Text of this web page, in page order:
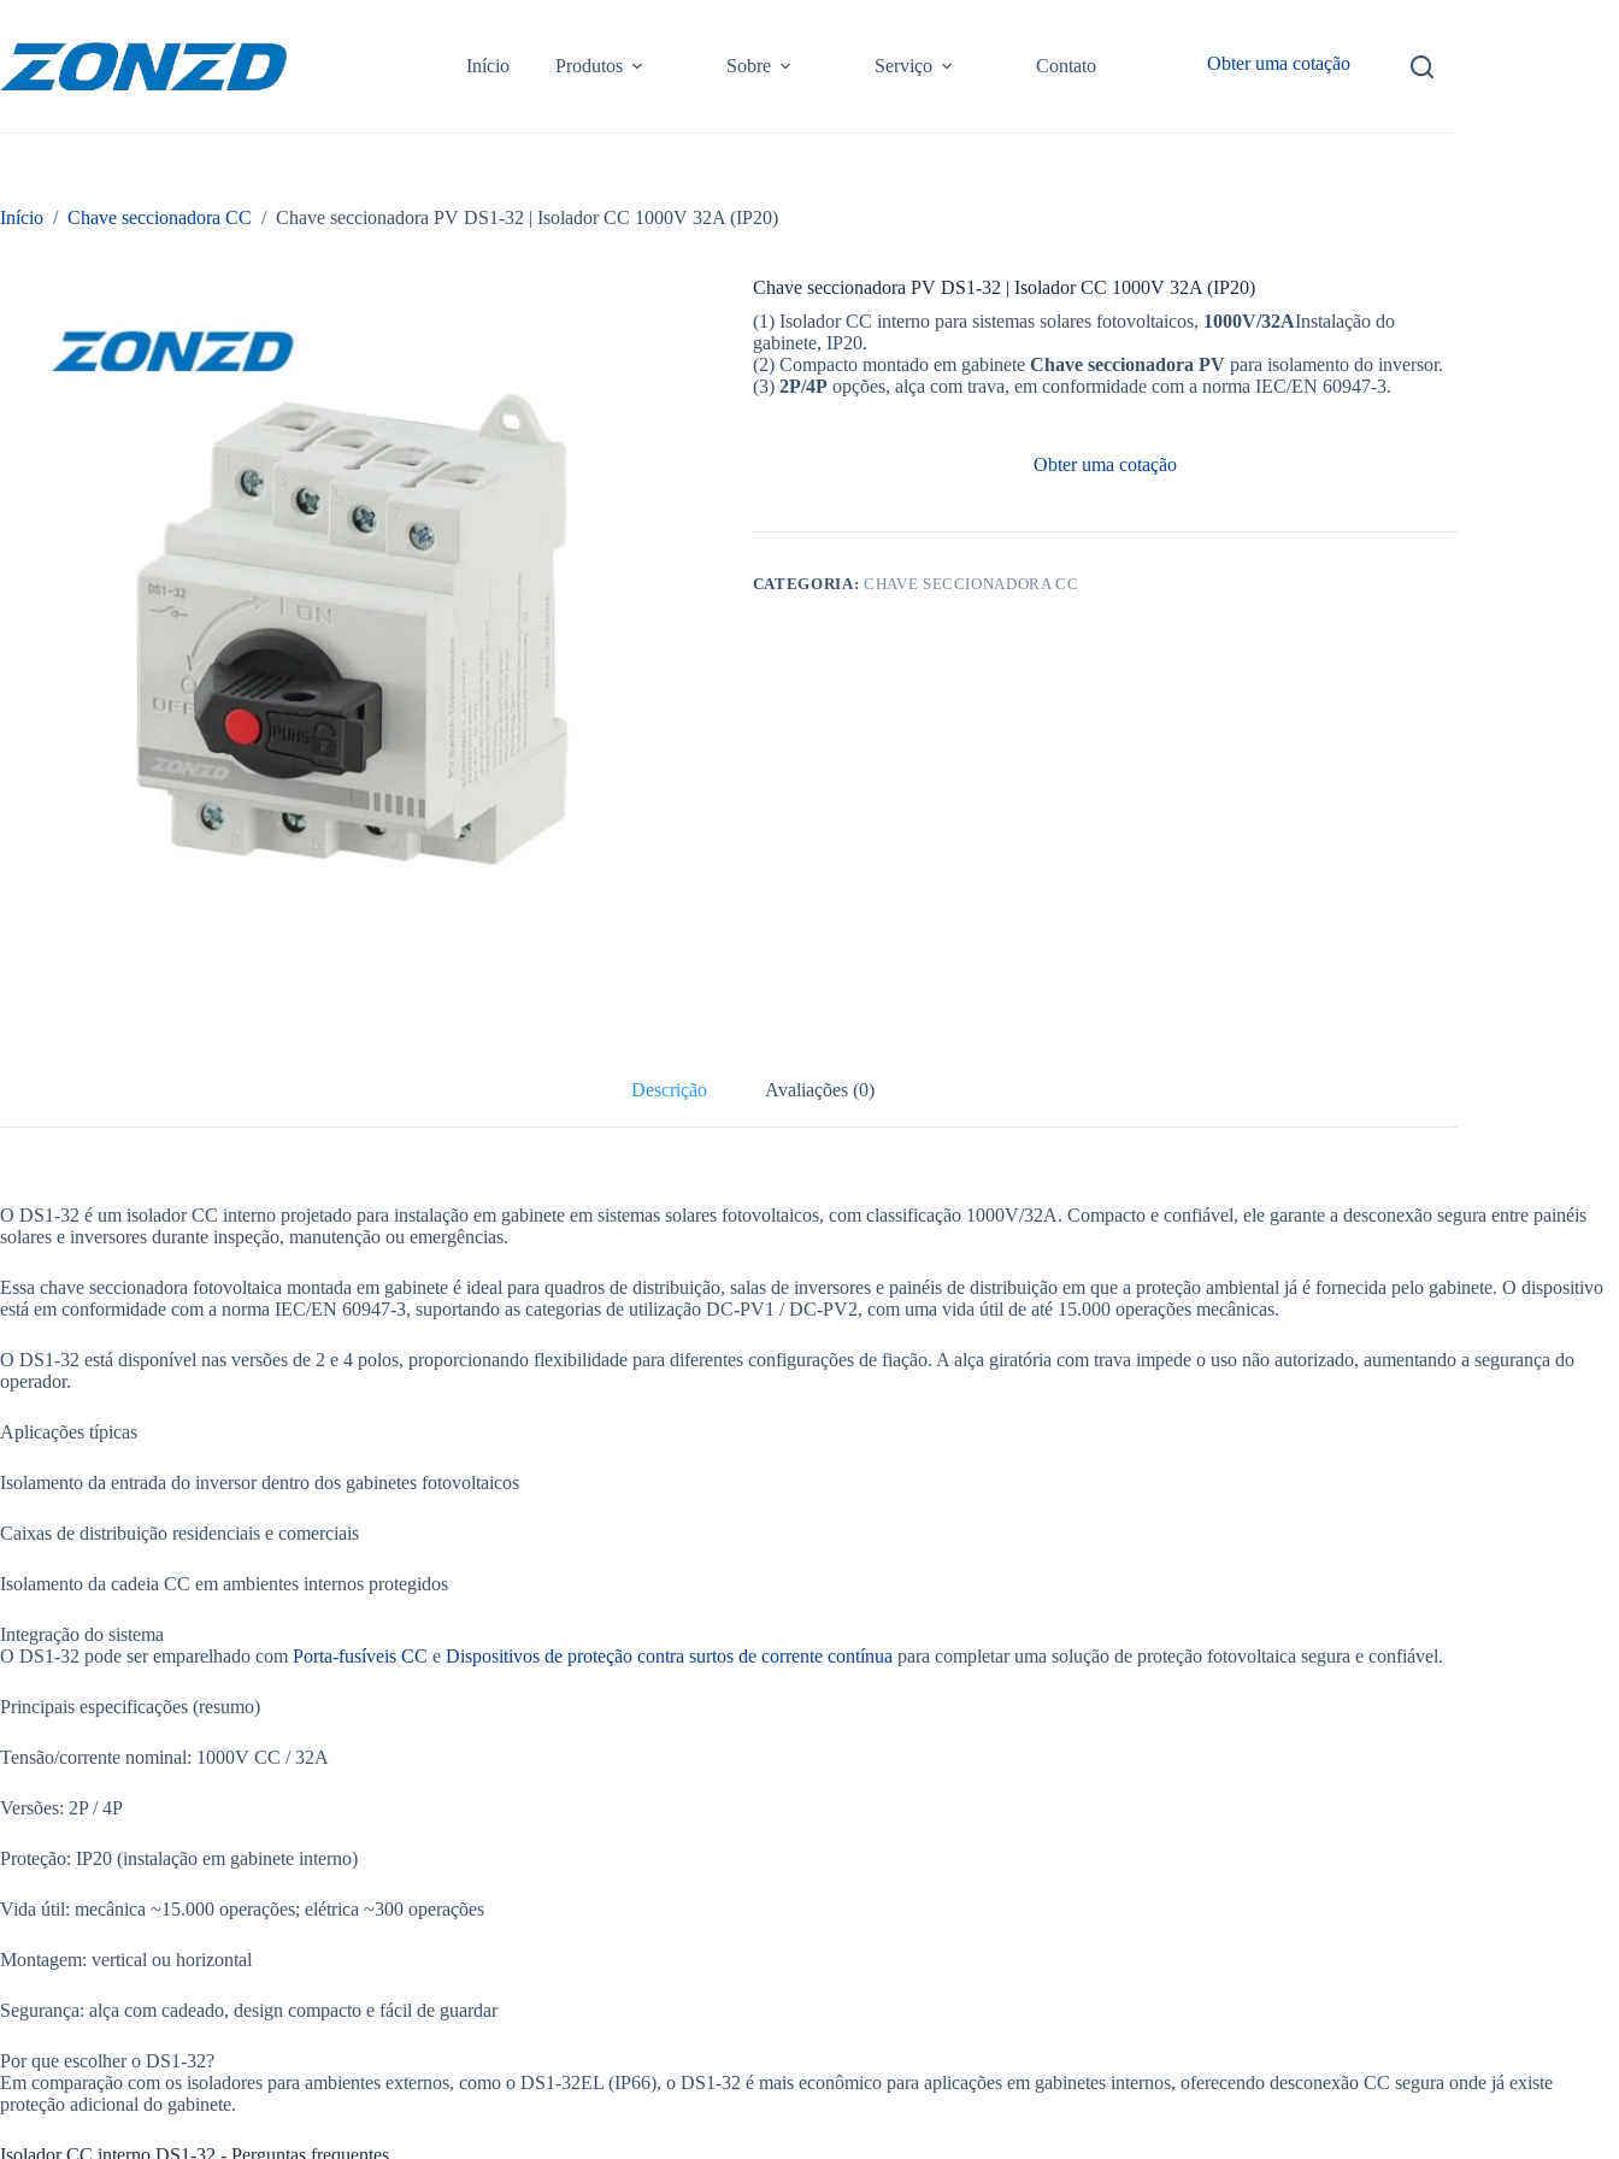
conteúdo
Início Produtos Sobre Serviço Contato Obter uma cotação
Início / Chave seccionadora CC / Chave seccionadora PV DS1-32 | Isolador CC 1000V 32A (IP20)
Chave seccionadora PV DS1-32 | Isolador CC 1000V 32A (IP20)
(1) Isolador CC interno para sistemas solares fotovoltaicos, 1000V/32AInstalação do
gabinete, IP20.
(2) Compacto montado em gabinete Chave seccionadora PVpara isolamento do inversor.
(3) 2P/4Popções, alça com trava, em conformidade com a norma IEC/EN 60947-3.
Obter uma cotação
CATEGORIA: CHAVE SECCIONADORA CC
Descrição Avaliações (0)
O DS1-32 é um isolador CC interno projetado para instalação em gabinete em sistemas solares fotovoltaicos, com classificação 1000V/32A. Compacto e confiável, ele garante a desconexão segura entre painéis
solares e inversores durante inspeção, manutenção ou emergências.
Essa chave seccionadora fotovoltaica montada em gabinete é ideal para quadros de distribuição, salas de inversores e painéis de distribuição em que a proteção ambiental já é fornecida pelo gabinete. O dispositivo
está em conformidade com a norma IEC/EN 60947-3, suportando as categorias de utilização DC-PV1 / DC-PV2, com uma vida útil de até 15.000 operações mecânicas.
O DS1-32 está disponível nas versões de 2 e 4 polos, proporcionando flexibilidade para diferentes configurações de fiação. A alça giratória com trava impede o uso não autorizado, aumentando a segurança do
operador.
Aplicações típicas
Isolamento da entrada do inversor dentro dos gabinetes fotovoltaicos
Caixas de distribuição residenciais e comerciais
Isolamento da cadeia CC em ambientes internos protegidos
Integração do sistema
O DS1-32 pode ser emparelhado com Porta-fusíveis CC e Dispositivos de proteção contra surtos de corrente contínua para completar uma solução de proteção fotovoltaica segura e confiável.
Principais especificações (resumo)
Tensão/corrente nominal: 1000V CC / 32A
Versões: 2P / 4P
Proteção: IP20 (instalação em gabinete interno)
Vida útil: mecânica ~15.000 operações; elétrica ~300 operações
Montagem: vertical ou horizontal
Segurança: alça com cadeado, design compacto e fácil de guardar
Por que escolher o DS1-32?
Em comparação com os isoladores para ambientes externos, como o DS1-32EL (IP66), o DS1-32 é mais econômico para aplicações em gabinetes internos, oferecendo desconexão CC segura onde já existe
proteção adicional do gabinete.
Isolador CC interno DS1-32 - Perguntas frequentes